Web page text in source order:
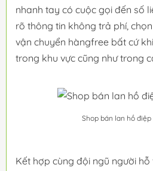
nhanh tay có cuộc gọi đến số
rõ thông tin không trả phí,
vận chuyển hàngfree bất cứ
trong khu vực cũng như trong
Shop bán lan hồ điệp
Kết hợp cùng đội ngũ người